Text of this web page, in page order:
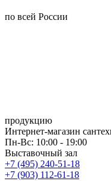
по всей России
продукцию
Интернет-магазин
Пн-Вс: 10:00 - 19:00
Выставочный зал
+7 (495) 240-51-18
+7 (903) 112-61-18